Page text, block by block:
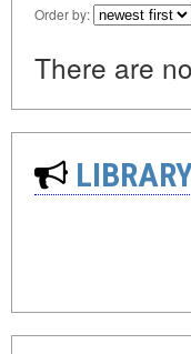
Order by:
There are